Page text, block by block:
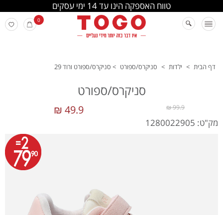
החלפה והחזרה מתבצעת בסניפי הרשת
0
דף הבית > ילדות > סניקרס/ספורט > סניקרס/ספורט ורוד 29
סניקרס/ספורט
49.9 ₪ 99.9 ₪
מק"ט: 1280022905